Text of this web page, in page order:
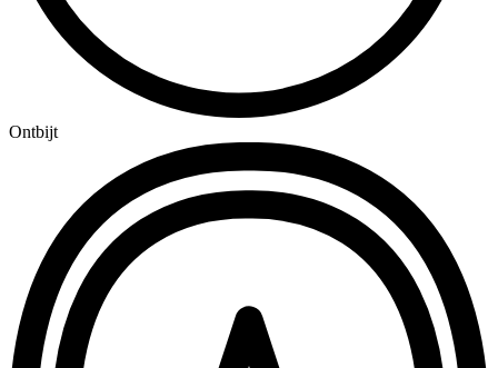
Ontbijt